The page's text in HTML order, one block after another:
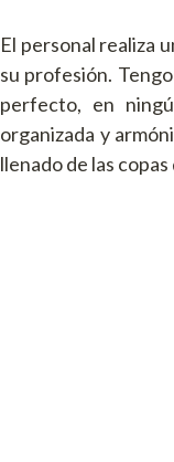
El personal realiza
su profesión.
perfecto, en
organizada y
llenado de las copas